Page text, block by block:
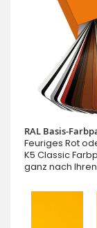
RAL Basis-
Feuriges Rot
K5 Classic
ganz nach